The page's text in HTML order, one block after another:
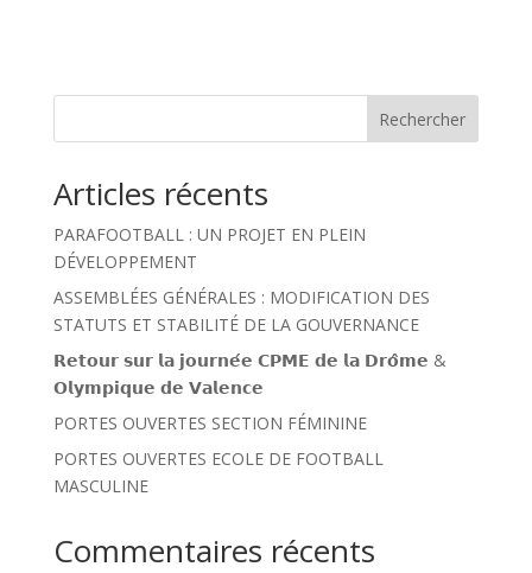
Rechercher
Articles récents
PARAFOOTBALL : UN PROJET EN PLEIN
DÉVELOPPEMENT
ASSEMBLÉES GÉNÉRALES : MODIFICATION DES
STATUTS ET STABILITÉ DE LA GOUVERNANCE
𝗥𝗲𝘁𝗼𝘂𝗿 𝘀𝘂𝗿 𝗹𝗮 𝗷𝗼𝘂𝗿𝗻𝗲́𝗲 𝗖𝗣𝗠𝗘 𝗱𝗲 𝗹𝗮 𝗗𝗿𝗼̂𝗺𝗲 &
𝗢𝗹𝘆𝗺𝗽𝗶𝗾𝘂𝗲 𝗱𝗲 𝗩𝗮𝗹𝗲𝗻𝗰𝗲
PORTES OUVERTES SECTION FÉMININE
PORTES OUVERTES ECOLE DE FOOTBALL
MASCULINE
Commentaires récents